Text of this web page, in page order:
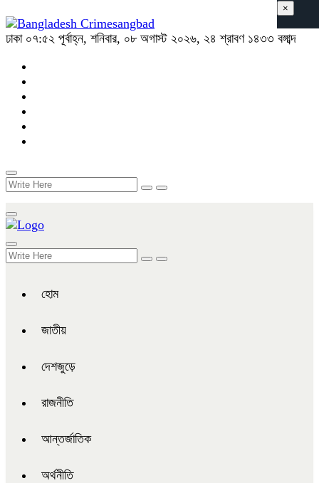
ঢাকা ০৭:৫২ পূর্বাহ্ন, শনিবার, ০৮ অগাস্ট ২০২৬, ২৪ শ্রাবণ ১৪৩৩ বঙ্গাব্দ
হোম
জাতীয়
দেশজুড়ে
রাজনীতি
আন্তর্জাতিক
অর্থনীতি
×